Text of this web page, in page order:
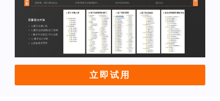
立即试用